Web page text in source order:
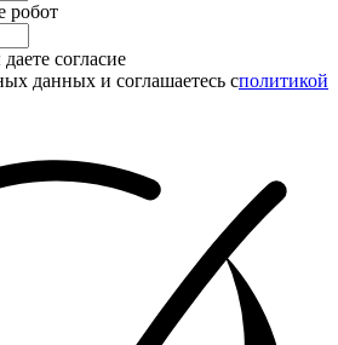
робот
согласие
данных и соглашаетесь cполитикой